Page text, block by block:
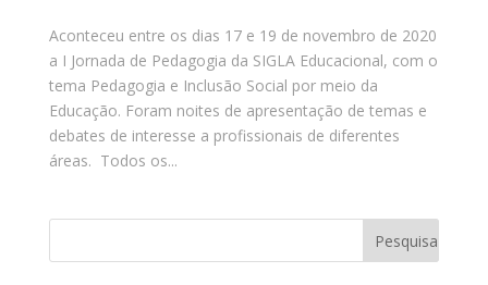
Aconteceu entre os dias 17 e 19 de novembro de 2020
a I Jornada de Pedagogia da SIGLA Educacional, com o
tema Pedagogia e Inclusão Social por meio da
Educação. Foram noites de apresentação de temas e
debates de interesse a profissionais de diferentes
áreas. ​ Todos os...